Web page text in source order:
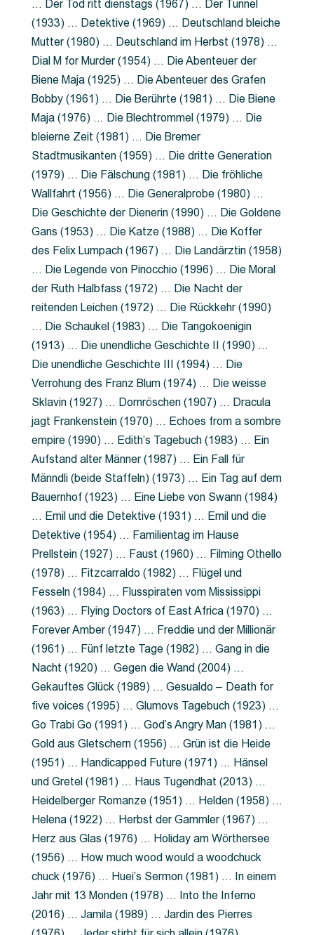
… Der Tod ritt dienstags (1967) … Der Tunnel
(1933) … Detektive (1969) … Deutschland bleiche
Mutter (1980) … Deutschland im Herbst (1978) …
Dial M for Murder (1954) … Die Abenteuer der
Biene Maja (1925) … Die Abenteuer des Grafen
Bobby (1961) … Die Berührte (1981) … Die Biene
Maja (1976) … Die Blechtrommel (1979) … Die
bleierne Zeit (1981) … Die Bremer
Stadtmusikanten (1959) … Die dritte Generation
(1979) … Die Fälschung (1981) … Die fröhliche
Wallfahrt (1956) … Die Generalprobe (1980) …
Die Geschichte der Dienerin (1990) … Die Goldene
Gans (1953) … Die Katze (1988) … Die Koffer
des Felix Lumpach (1967) … Die Landärztin (1958)
… Die Legende von Pinocchio (1996) … Die Moral
der Ruth Halbfass (1972) … Die Nacht der
reitenden Leichen (1972) … Die Rückkehr (1990)
… Die Schaukel (1983) … Die Tangokoenigin
(1913) … Die unendliche Geschichte II (1990) …
Die unendliche Geschichte III (1994) … Die
Verrohung des Franz Blum (1974) … Die weisse
Sklavin (1927) … Dornröschen (1907) … Dracula
jagt Frankenstein (1970) … Echoes from a sombre
empire (1990) … Edith’s Tagebuch (1983) … Ein
Aufstand alter Männer (1987) … Ein Fall für
Männdli (beide Staffeln) (1973) … Ein Tag auf dem
Bauernhof (1923) … Eine Liebe von Swann (1984)
… Emil und die Detektive (1931) … Emil und die
Detektive (1954) … Familientag im Hause
Prellstein (1927) … Faust (1960) … Filming Othello
(1978) … Fitzcarraldo (1982) … Flügel und
Fesseln (1984) … Flusspiraten vom Mississippi
(1963) … Flying Doctors of East Africa (1970) …
Forever Amber (1947) … Freddie und der Millionär
(1961) … Fünf letzte Tage (1982) … Gang in die
Nacht (1920) … Gegen die Wand (2004) …
Gekauftes Glück (1989) … Gesualdo – Death for
five voices (1995) … Glumovs Tagebuch (1923) …
Go Trabi Go (1991) … God’s Angry Man (1981) …
Gold aus Gletschern (1956) … Grün ist die Heide
(1951) … Handicapped Future (1971) … Hänsel
und Gretel (1981) … Haus Tugendhat (2013) …
Heidelberger Romanze (1951) … Helden (1958) …
Helena (1922) … Herbst der Gammler (1967) …
Herz aus Glas (1976) … Holiday am Wörthersee
(1956) … How much wood would a woodchuck
chuck (1976) … Huei’s Sermon (1981) … In einem
Jahr mit 13 Monden (1978) … Into the Inferno
(2016) … Jamila (1989) … Jardin des Pierres